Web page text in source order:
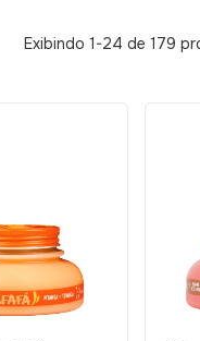
Exibindo 1-24 de 179